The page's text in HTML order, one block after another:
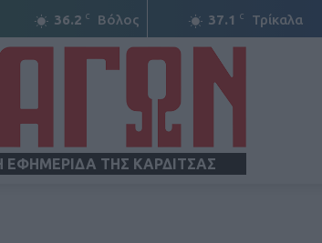
36.2 C Βόλος 37.1 C Τρίκαλα
ΤΗΣ ΚΑΡΔΙΤΣΑΣ